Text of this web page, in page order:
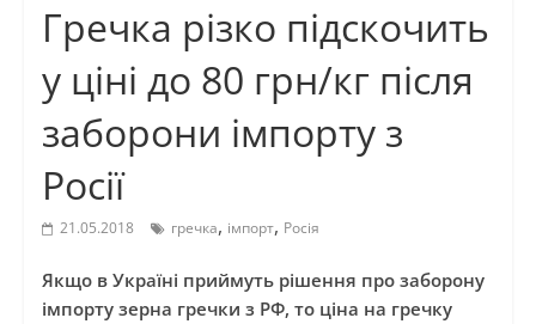
Гречка різко підскочить
у ціні до 80 грн/кг після
заборони імпорту з
Росії
21.05.2018 гречка, імпорт, Росія
Якщо в Україні приймуть рішення про заборону
імпорту зерна гречки з РФ, то ціна на гречку